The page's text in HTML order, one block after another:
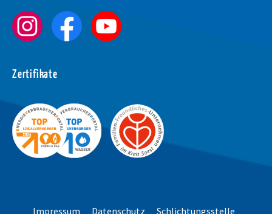
Zertifikate
Impressum Datenschutz Schlichtungsstelle